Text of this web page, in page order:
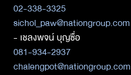
02-338-3325
sichol_paw@nationgroup.com
- เชลงพจน์ บุญซื่อ
081-934-2937
chalengpot@nationgroup.com